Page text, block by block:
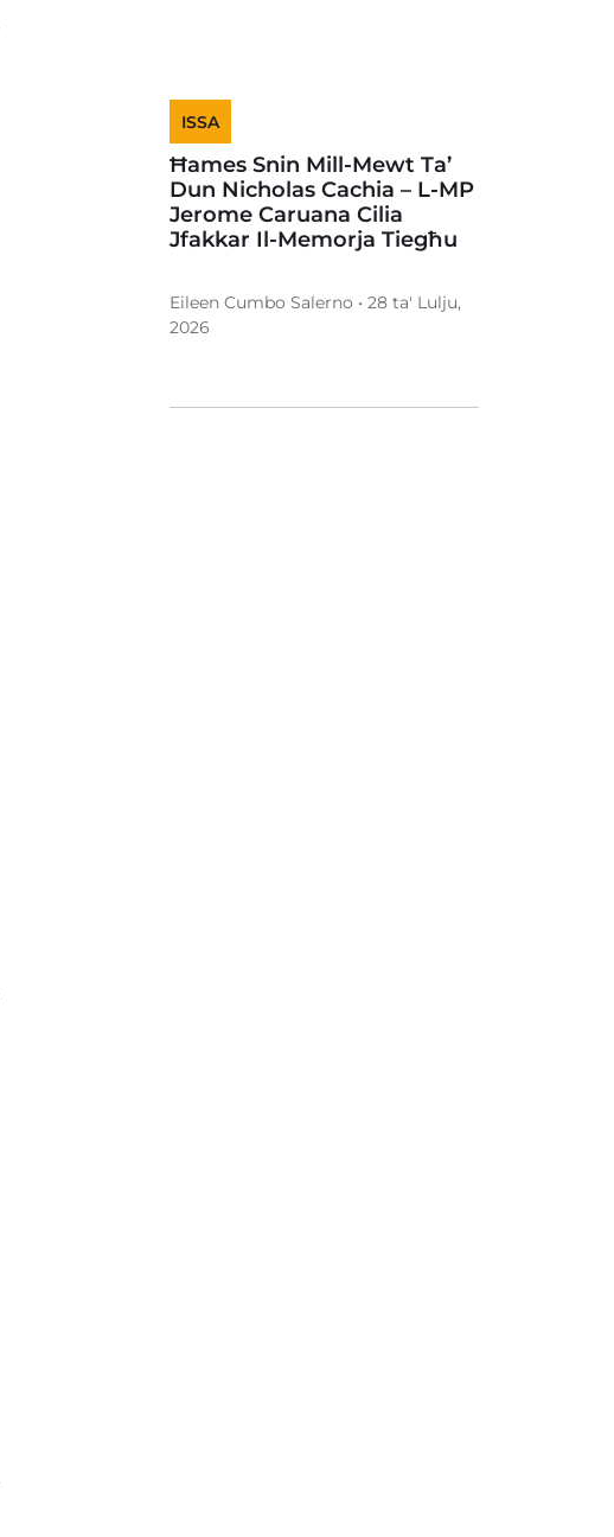
ISSA
Ħames Snin Mill-Mewt Ta’
Dun Nicholas Cachia – L-MP
Jerome Caruana Cilia
Jfakkar Il-Memorja Tiegħu
Eileen Cumbo Salerno • 28 ta' Lulju,
2026